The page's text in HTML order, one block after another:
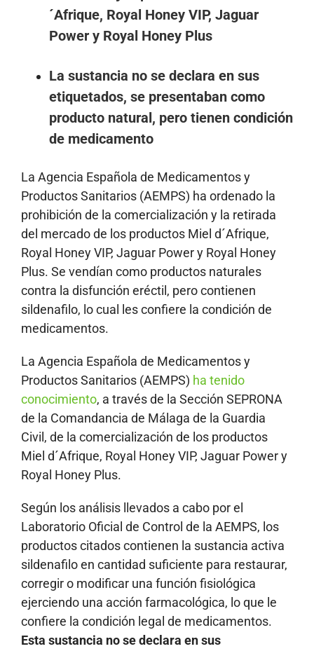
´Afrique, Royal Honey VIP, Jaguar
Power y Royal Honey Plus
La sustancia no se declara en sus
etiquetados, se presentaban como
producto natural, pero tienen condición
de medicamento
La Agencia Española de Medicamentos y
Productos Sanitarios (AEMPS) ha ordenado la
prohibición de la comercialización y la retirada
del mercado de los productos Miel d´Afrique,
Royal Honey VIP, Jaguar Power y Royal Honey
Plus. Se vendían como productos naturales
contra la disfunción eréctil, pero contienen
sildenafilo, lo cual les confiere la condición de
medicamentos.
La Agencia Española de Medicamentos y
Productos Sanitarios (AEMPS) ha tenido
conocimiento, a través de la Sección SEPRONA
de la Comandancia de Málaga de la Guardia
Civil, de la comercialización de los productos
Miel d´Afrique, Royal Honey VIP, Jaguar Power y
Royal Honey Plus.
Según los análisis llevados a cabo por el
Laboratorio Oficial de Control de la AEMPS, los
productos citados contienen la sustancia activa
sildenafilo en cantidad suficiente para restaurar,
corregir o modificar una función fisiológica
ejerciendo una acción farmacológica, lo que le
confiere la condición legal de medicamentos.
Esta sustancia no se declara en sus